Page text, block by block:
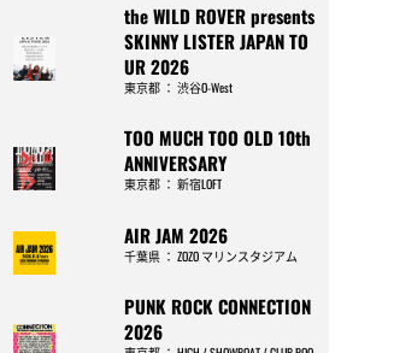
the WILD ROVER presents
SKINNY LISTER JAPAN TO
UR 2026
東京都： 渋谷O-West
TOO MUCH TOO OLD 10th
ANNIVERSARY
東京都： 新宿LOFT
AIR JAM 2026
千葉県： ZOZO マリンスタジアム
PUNK ROCK CONNECTION
2026